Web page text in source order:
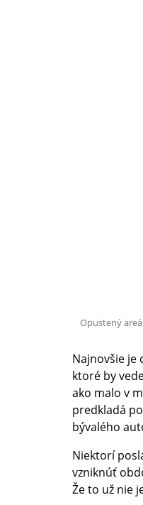
Opustený
Najnovšie je
ktoré by
ako malo v
predkladá
bývalého
Niektorí
vzniknúť
Že to už nie